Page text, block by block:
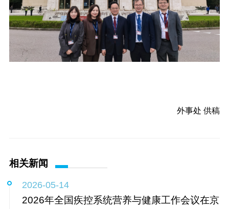
外事处 供稿
相关新闻
2026-05-14
2026年全国疾控系统营养与健康工作会议在京